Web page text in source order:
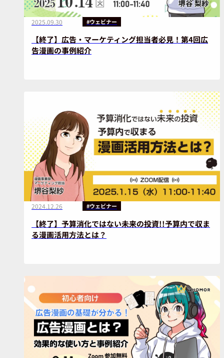
2025.09.30 #ウェビナー
【終了】広告・マーケティング担当者必見！第4回広
告漫画の事例紹介
2024.12.26 #ウェビナー
【終了】予算消化ではない未来の投資!!予算内で収ま
る漫画活用方法とは？